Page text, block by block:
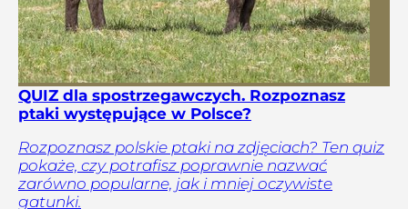
QUIZ dla spostrzegawczych. Rozpoznasz
ptaki występujące w Polsce?
Rozpoznasz polskie ptaki na zdjęciach? Ten quiz
pokaże, czy potrafisz poprawnie nazwać
zarówno popularne, jak i mniej oczywiste
gatunki.